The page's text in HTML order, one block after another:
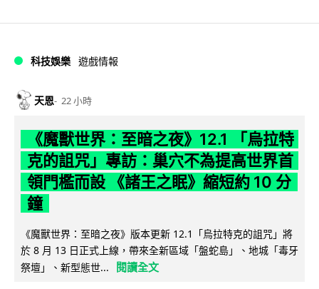
科技娛樂 遊戲情報
天恩 22 小時
《魔獸世界：至暗之夜》12.1 「烏拉特
克的詛咒」專訪：巢穴不為提高世界首
領門檻而設 《諸王之眠》縮短約 10 分
鐘
《魔獸世界：至暗之夜》版本更新 12.1「烏拉特克的詛咒」將
於 8 月 13 日正式上線，帶來全新區域「盤蛇島」、地城「毒牙
祭壇」、新型態世...
閱讀全文